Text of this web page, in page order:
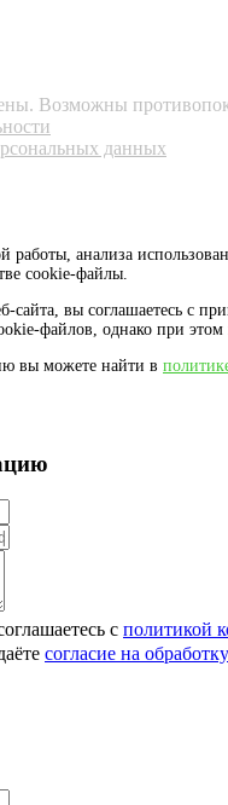
Возможны
данных
работы, анализа
cookie-файлы.
сайта, вы соглашаетесь с
файлов, однако при
вы можете найти в
с политикой
согласие на